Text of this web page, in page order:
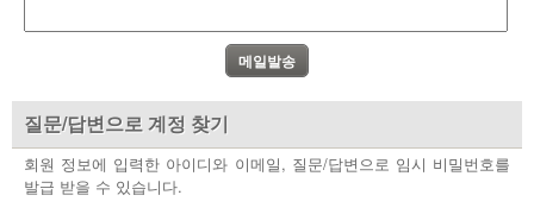
질문/답변으로 계정 찾기
회원 정보에 입력한 아이디와 이메일, 질문/답변으로 임시 비밀번호를
발급 받을 수 있습니다.
부설기관
업무